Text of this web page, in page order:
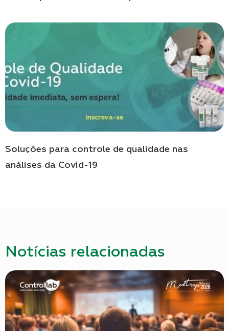
Soluções para controle de qualidade nas
análises da Covid-19
Notícias relacionadas